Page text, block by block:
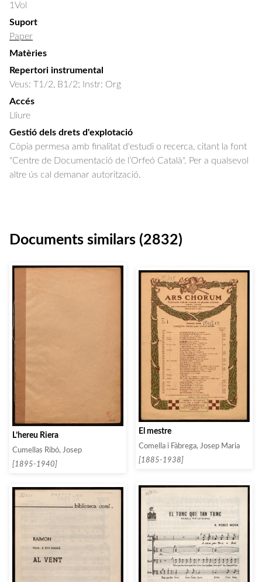
1Vol
Suport
Paper
Matèries
Repertori instrumental
Veus: T1/2, B1/2; Instr: Org
Accés
Lliure
Gestió dels drets d'explotació
Còpia permesa amb finalitat d'estudi o recerca, citant la font
"Centre de Documentació de l’Orfeó Català". Per a qualsevol
altre ús cal demanar autorització.
Documents similars (2832)
L’hereu Riera
Cumellas Ribó, Josep
[1895-1940]
El mestre
Comella i Fàbrega, Josep Maria
[1885-1938]